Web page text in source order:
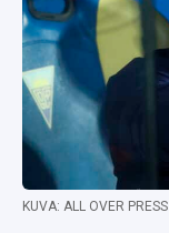
KUVA: ALL OVER PRESS